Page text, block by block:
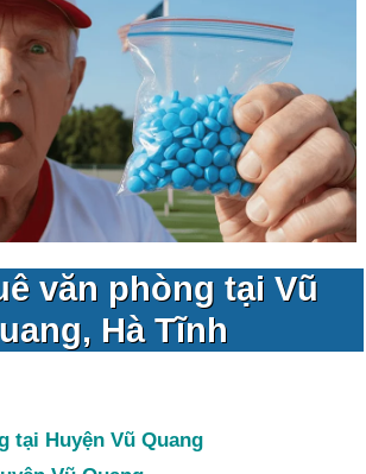
văn phòng tại Vũ
Hà Tĩnh
tại Huyện Vũ Quang